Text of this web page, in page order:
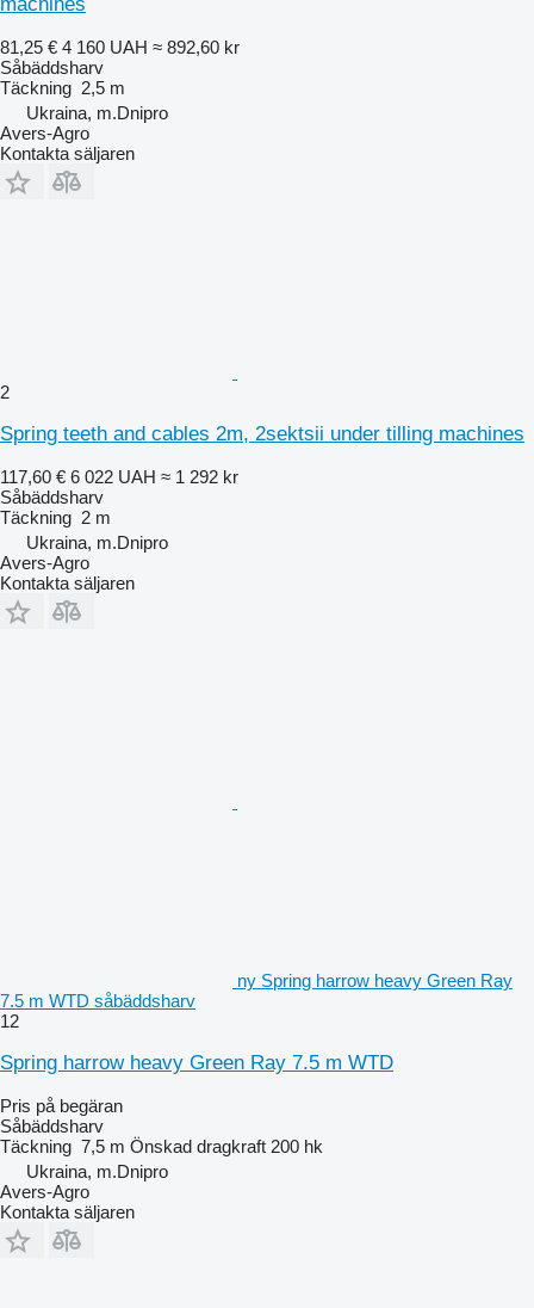
81,25 € 4 160 UAH ≈ 892,60 kr
Såbäddsharv
Täckning 2,5 m
Ukraina, m.Dnipro
Avers-Agro
Kontakta säljaren
2
Spring teeth and cables 2m, 2sektsii under tilling machines
117,60 € 6 022 UAH ≈ 1 292 kr
Såbäddsharv
Täckning 2 m
Ukraina, m.Dnipro
Avers-Agro
Kontakta säljaren
ny Spring harrow heavy Green Ray
7.5 m WTD såbäddsharv
12
Spring harrow heavy Green Ray 7.5 m WTD
Pris på begäran
Såbäddsharv
Täckning 7,5 m Önskad dragkraft 200 hk
Ukraina, m.Dnipro
Avers-Agro
Kontakta säljaren